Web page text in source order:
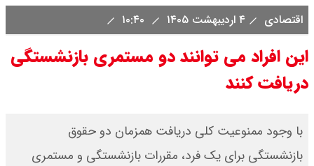
اقتصادی ۴ اردیبهشت ۱۴۰۵
این افراد می توانند دو مستمری بازنشستگی
دریافت کنند
با وجود ممنوعیت کلی دریافت همزمان دو حقوق
بازنشستگی برای یک فرد، مقررات بازنشستگی و مستمری